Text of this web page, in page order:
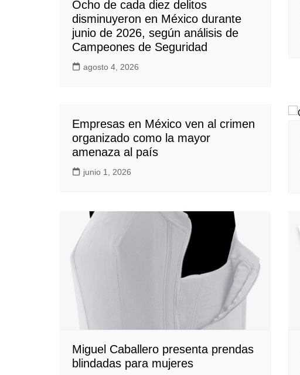
Ocho de cada diez delitos
disminuyeron en México durante
junio de 2026, según análisis de
Campeones de Seguridad
agosto 4, 2026
Empresas en México ven al crimen
organizado como la mayor
amenaza al país
junio 1, 2026
Miguel Caballero presenta prendas
blindadas para mujeres